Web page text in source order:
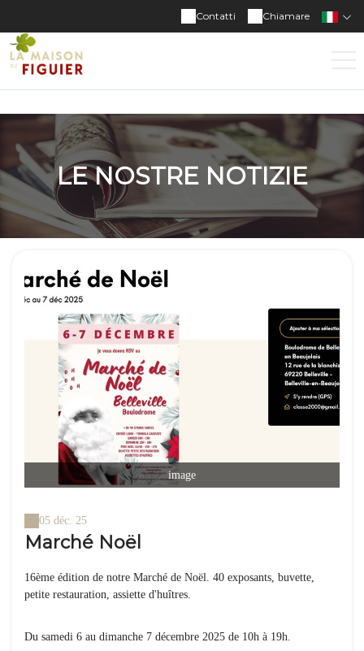
Chiamare
Contatti
LE NOSTRE NOTIZIE
image
05 déc. 25
Marché Noël
16ème édition de notre Marché de Noël. 40 exposants, buvette,
petite restauration, assiette d'huîtres.
Du samedi 6 au dimanche 7 décembre 2025 de 10h à 19h.